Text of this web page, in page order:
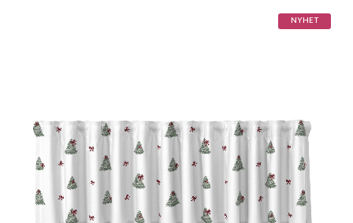
NYHET